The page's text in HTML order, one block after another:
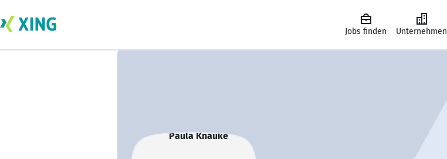
Jobs finden Unternehmen